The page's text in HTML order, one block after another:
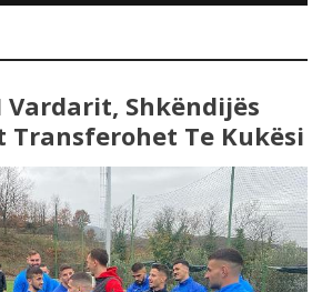
Shkëndijës
Transferohet Te Kukësi